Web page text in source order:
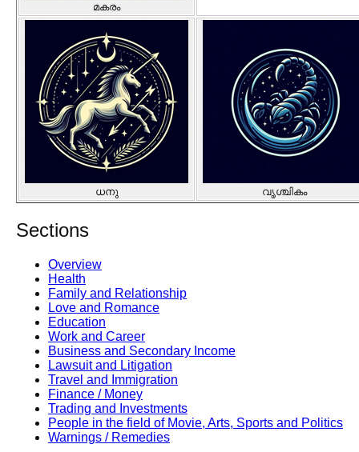
മകരം
ധനു വൃശ്ചികം
Sections
Overview
Health
Family and Relationship
Love and Romance
Education
Work and Career
Business and Secondary Income
Lawsuit and Litigation
Travel and Immigration
Finance / Money
Trading and Investments
People in the field of Movie, Arts, Sports and Politics
Warnings / Remedies